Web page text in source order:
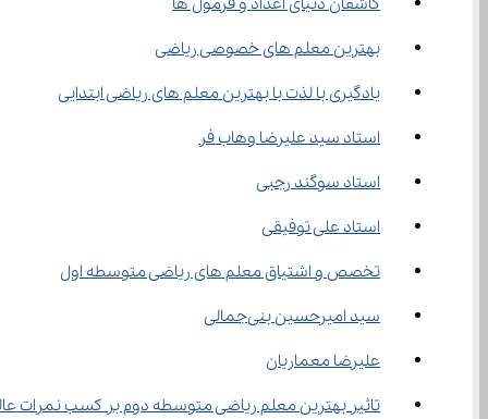
کاشفان دنیای اعداد و فرمول ‌ها
بهترین معلم های خصوصی ریاضی
یادگیری با لذت با بهترین معلم های ریاضی ابتدایی
استاد سید علیرضا وهاب فر
استاد سوگند رجبی
استاد علی توفیقی
تخصص و اشتیاق معلم های ریاضی متوسطه اول
سید امیرحسین بنی‌جمالی
علیرضا معماریان
تاثیر بهترین معلم ریاضی متوسطه دوم بر کسب نمرات